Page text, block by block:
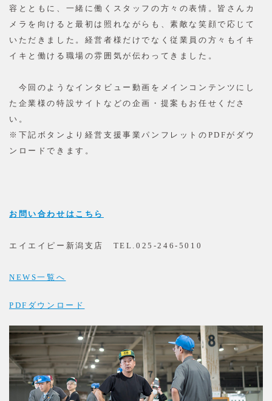
容とともに、一緒に働くスタッフの方々の表情。皆さんカ
メラを向けると最初は照れながらも、素敵な笑顔で応じて
いただきました。経営者様だけでなく従業員の方々もイキ
イキと働ける職場の雰囲気が伝わってきました。
今回のようなインタビュー動画をメインコンテンツにし
た企業様の特設サイトなどの企画・提案もお任せくださ
い。
※下記ボタンより経営支援事業パンフレットのPDFがダウ
ンロードできます。
お問い合わせはこちら
エイエイピー新潟支店 TEL.025-246-5010
NEWS一覧へ
PDFダウンロード